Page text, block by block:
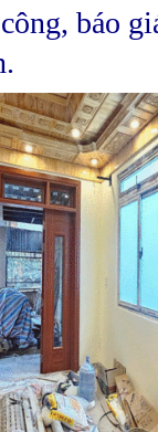
báo